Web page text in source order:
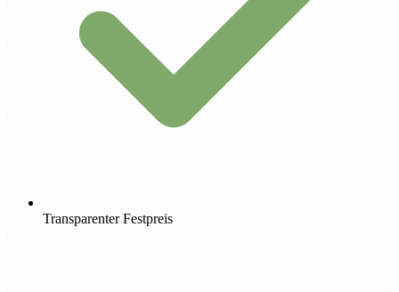
Transparenter Festpreis